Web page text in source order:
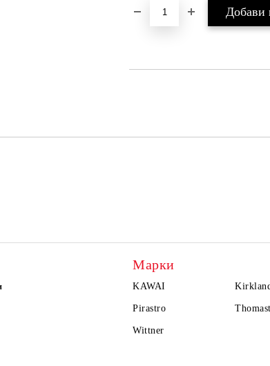
Марки
KAWAI
Pirastro
Wittner